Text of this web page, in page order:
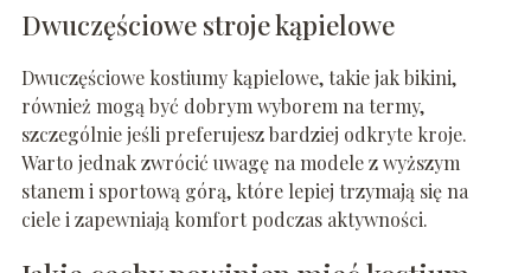
Dwuczęściowe stroje kąpielowe
Dwuczęściowe kostiumy kąpielowe, takie jak bikini,
również mogą być dobrym wyborem na termy,
szczególnie jeśli preferujesz bardziej odkryte kroje.
Warto jednak zwrócić uwagę na modele z wyższym
stanem i sportową górą, które lepiej trzymają się na
ciele i zapewniają komfort podczas aktywności.